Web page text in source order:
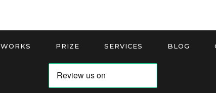
WORKS PRIZE SERVICES BLOG